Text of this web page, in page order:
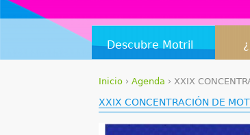
Descubre Motril
S
e
Inicio ›Agenda › XXIX
XXIX CONCENTRACIÓN DE